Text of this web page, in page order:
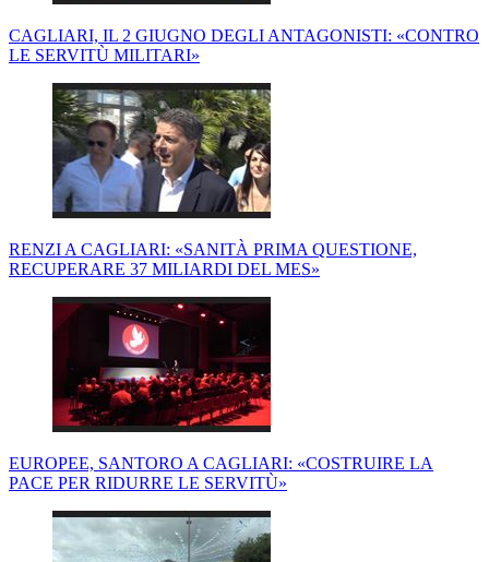
CAGLIARI, IL 2 GIUGNO DEGLI ANTAGONISTI: «CONTRO
LE SERVITÙ MILITARI»
RENZI A CAGLIARI: «SANITÀ PRIMA QUESTIONE,
RECUPERARE 37 MILIARDI DEL MES»
EUROPEE, SANTORO A CAGLIARI: «COSTRUIRE LA
PACE PER RIDURRE LE SERVITÙ»